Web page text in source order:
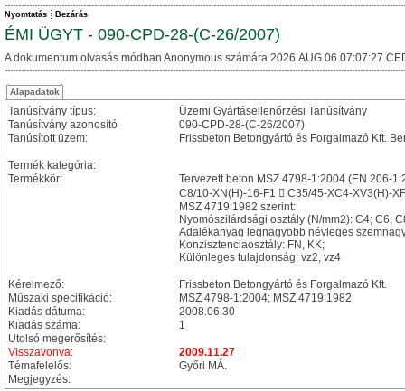
Nyomtatás Bezárás
ÉMI ÜGYT - 090-CPD-28-(C-26/2007)
A dokumentum olvasás módban Anonymous számára 2026.AUG.06 07:07:27
Alapadatok
Tanúsítvány típus:
Üzemi Gyártásellenőrzési Tanúsítvány
Tanúsítvány azonosító
090-CPD-28-(C-26/2007)
Tanúsított üzem:
Frissbeton Betongyártó és Forgalmazó Kft.
Termék kategória:
Termékkör:
Tervezett beton MSZ 4798-1:2004 (EN 206-
C8/10-XN(H)-16-F1  C35/45-XC4-XV3(H)-
MSZ 4719:1982 szerint:
Nyomószilárdsági osztály (N/mm2): C4; C6;
Adalékanyag legnagyobb névleges
Konzisztenciaosztály: FN, KK;
Különleges tulajdonság: vz2, vz4
Kérelmező:
Frissbeton Betongyártó és Forgalmazó Kft.
Műszaki specifikáció:
MSZ 4798-1:2004; MSZ 4719:1982
Kiadás dátuma:
2008.06.30
Kiadás száma:
1
Utolsó megerősítés:
Visszavonva:
2009.11.27
Témafelelős:
Győri MÁ.
Megjegyzés: